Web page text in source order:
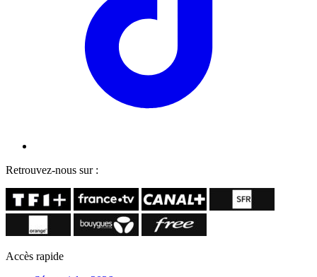
Retrouvez-nous sur :
Accès rapide